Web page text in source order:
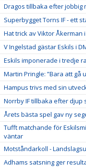
Dragos tillbaka efter jobbig
Superbygget Torns IF - ett
Hat trick av Viktor Åkerman
V Ingelstad gästar Eskils i
Eskils imponerade i tredje
Martin Pringle: ”Bara att gå
Hampus trivs med sin
Norrby IF tillbaka efter djup
Årets bästa spel gav ny
Tufft matchande för
väntar
Motståndarkoll -
Adhams satsning ger